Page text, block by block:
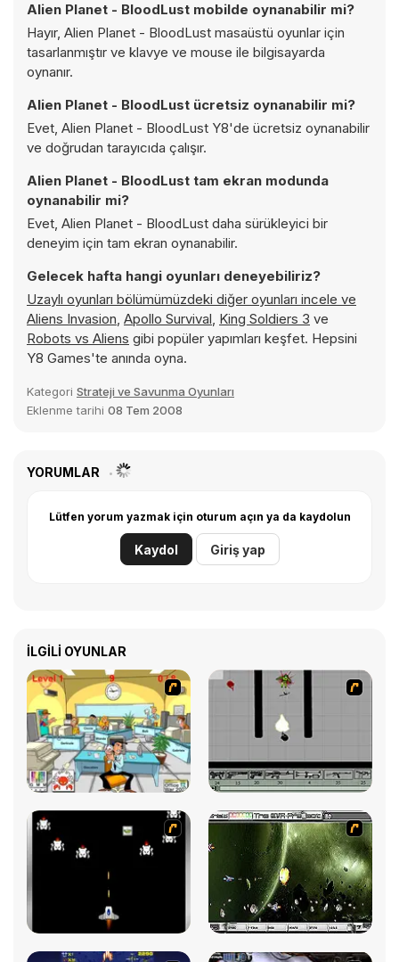
Alien Planet - BloodLust mobilde oynanabilir mi?
Hayır, Alien Planet - BloodLust masaüstü oyunlar için
tasarlanmıştır ve klavye ve mouse ile bilgisayarda
oynanır.
Alien Planet - BloodLust ücretsiz oynanabilir mi?
Evet, Alien Planet - BloodLust Y8'de ücretsiz oynanabilir
ve doğrudan tarayıcıda çalışır.
Alien Planet - BloodLust tam ekran modunda
oynanabilir mi?
Evet, Alien Planet - BloodLust daha sürükleyici bir
deneyim için tam ekran oynanabilir.
Gelecek hafta hangi oyunları deneyebiliriz?
Uzaylı oyunları bölümümüzdeki diğer oyunları incele ve
Aliens Invasion, Apollo Survival, King Soldiers 3 ve
Robots vs Aliens gibi popüler yapımları keşfet. Hepsini
Y8 Games'te anında oyna.
Kategori Strateji ve Savunma Oyunları
Eklenme tarihi 08 Tem 2008
YORUMLAR
Lütfen yorum yazmak için oturum açın ya da kaydolun
Kaydol Giriş yap
İLGILI OYUNLAR